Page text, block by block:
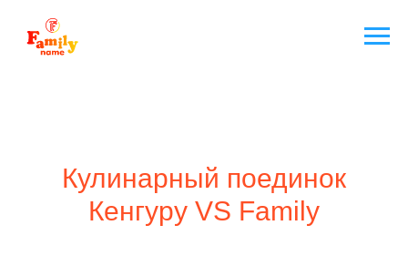
Кулинарный поединок
Кенгуру VS Family